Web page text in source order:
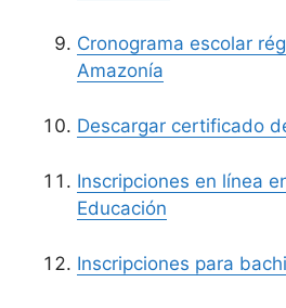
Cronograma escolar
Amazonía
Descargar certificado
Inscripciones en línea
Educación
Inscripciones para